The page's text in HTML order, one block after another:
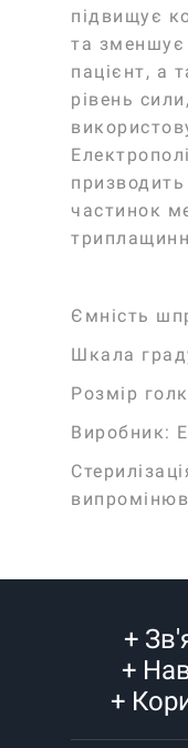
підвищує
та зменшує
пацієнт, а
рівень
частинок
Ємність
Шкала
Розмір
Виробник:
+
+
+